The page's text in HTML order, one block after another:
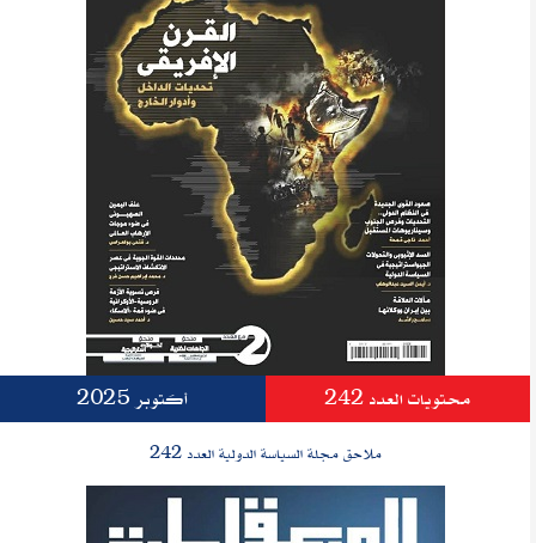
محتويات العدد 242 أكتوبر 2025
ملاحق مجلة السياسة الدولية العدد 242